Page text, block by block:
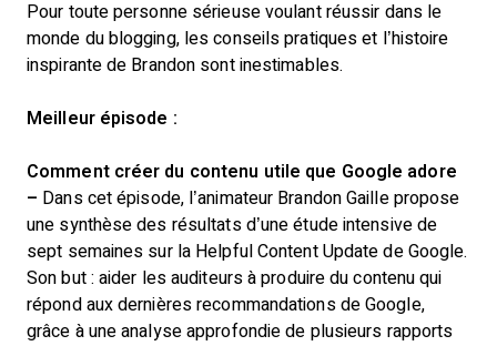
Pour toute personne sérieuse voulant réussir dans le
monde du blogging, les conseils pratiques et l’histoire
inspirante de Brandon sont inestimables.
Meilleur épisode :
Comment créer du contenu utile que Google adore
– Dans cet épisode, l’animateur Brandon Gaille propose
une synthèse des résultats d’une étude intensive de
sept semaines sur la Helpful Content Update de Google.
Son but : aider les auditeurs à produire du contenu qui
répond aux dernières recommandations de Google,
grâce à une analyse approfondie de plusieurs rapports